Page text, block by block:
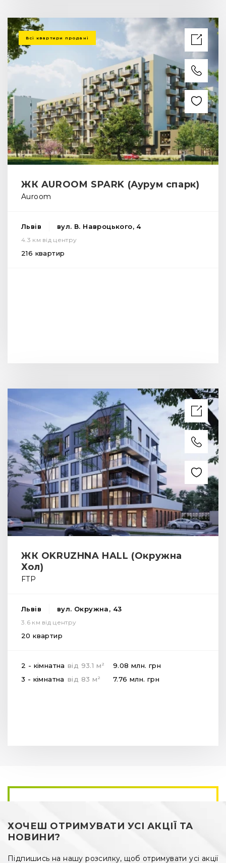
Всі квартири продані
ЖК AUROOM SPARK (Аурум спарк)
Auroom
Львів вул. В. Навроцького, 4
4.3 км від центру
216 квартир
ЖК OKRUZHNA HALL (Окружна
Хол)
FTP
Львів вул. Окружна, 43
3.6 км від центру
20 квартир
2 - кімнатна від 93.1 м 2 9.08 млн. грн
3 - кімнатна від 83 м 2 7.76 млн. грн
ХОЧЕШ ОТРИМУВАТИ УСІ АКЦІЇ ТА
НОВИНИ?
Підпишись на нашу розсилку, щоб отримувати усі акції